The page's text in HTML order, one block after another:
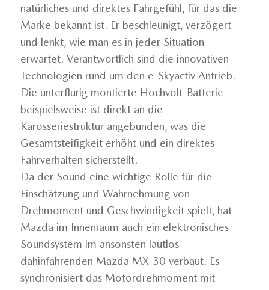
natürliches und direktes Fahrgefühl, für das die
Marke bekannt ist. Er beschleunigt, verzögert
und lenkt, wie man es in jeder Situation
erwartet. Verantwortlich sind die innovativen
Technologien rund um den e-Skyactiv Antrieb.
Die unterflurig montierte Hochvolt-Batterie
beispielsweise ist direkt an die
Karosseriestruktur angebunden, was die
Gesamtsteifigkeit erhöht und ein direktes
Fahrverhalten sicherstellt.
Da der Sound eine wichtige Rolle für die
Einschätzung und Wahrnehmung von
Drehmoment und Geschwindigkeit spielt, hat
Mazda im Innenraum auch ein elektronisches
Soundsystem im ansonsten lautlos
dahinfahrenden Mazda MX-30 verbaut. Es
synchronisiert das Motordrehmoment mit